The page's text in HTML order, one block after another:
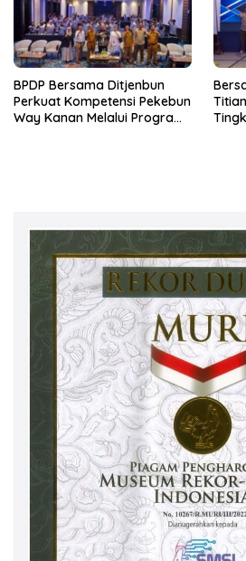
BPDP Bersama Ditjenbun
Perkuat Kompetensi Pekebun
Way Kanan Melalui Program